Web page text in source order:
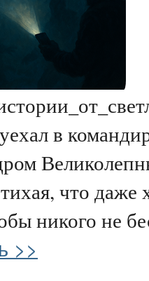
в
что
никого не
>>